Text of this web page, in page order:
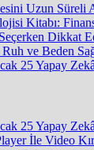
Uzun Süreli
Kitabı:
Dikkat
ve Beden
25 Yapay
25 Yapay
İle Video